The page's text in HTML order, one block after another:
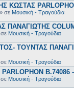
» σε Μουσική - Τραγούδια
Μουσική - Τραγούδια
ΤΟΥΝΤΑΣ
Μουσική - Τραγούδια
B.74086
Μουσική - Τραγούδια